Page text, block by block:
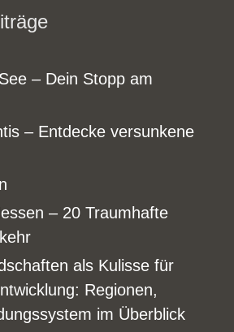
– Dein Stopp am
– Entdecke versunkene
– 20 Traumhafte
als Kulisse für
Regionen,
im Überblick